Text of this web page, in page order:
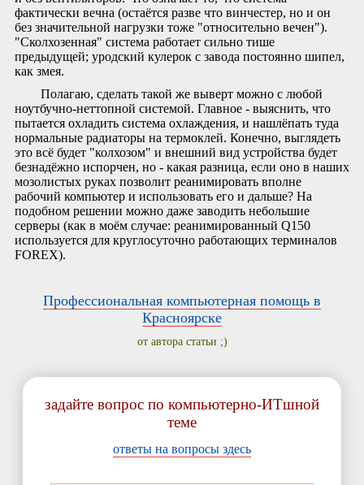
фактически вечна (остаётся разве что винчестер, но и он
без значительной нагрузки тоже "относительно вечен").
"Сколхозенная" система работает сильно тише
предыдущей; уродский кулерок с завода постоянно шипел,
как змея.
Полагаю, сделать такой же выверт можно с любой
ноутбучно-неттопной системой. Главное - выяснить, что
пытается охладить система охлаждения, и нашлёпать туда
нормальные радиаторы на термоклей. Конечно, выглядеть
это всё будет "колхозом" и внешний вид устройства будет
безнадёжно испорчен, но - какая разница, если оно в наших
мозолистых руках позволит реанимировать вполне
рабочий компьютер и использовать его и дальше? На
подобном решении можно даже заводить небольшие
серверы (как в моём случае: реанимированный Q150
используется для круглосуточно работающих терминалов
FOREX).
Профессиональная компьютерная помощь в
Красноярске
от автора статьи ;)
задайте вопрос по компьютерно-ИТшной
теме
ответы на вопросы здесь